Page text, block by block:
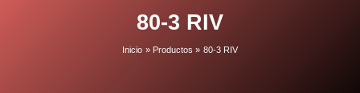
80-3 RIV
Inicio Productos 80-3 RIV